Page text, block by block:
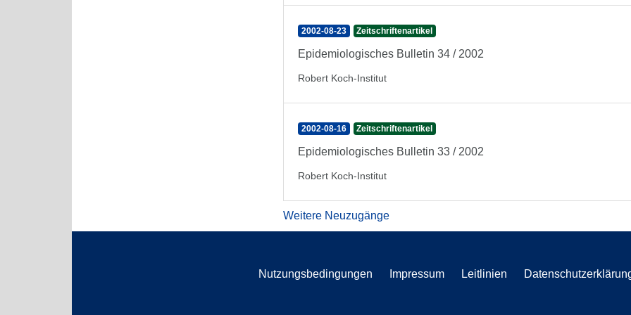
2002-08-23 Zeitschriftenartikel
Epidemiologisches Bulletin 34 / 2002
Robert Koch-Institut
2002-08-16 Zeitschriftenartikel
Epidemiologisches Bulletin 33 / 2002
Robert Koch-Institut
Weitere Neuzugänge
Nutzungsbedingungen Impressum Leitlinien